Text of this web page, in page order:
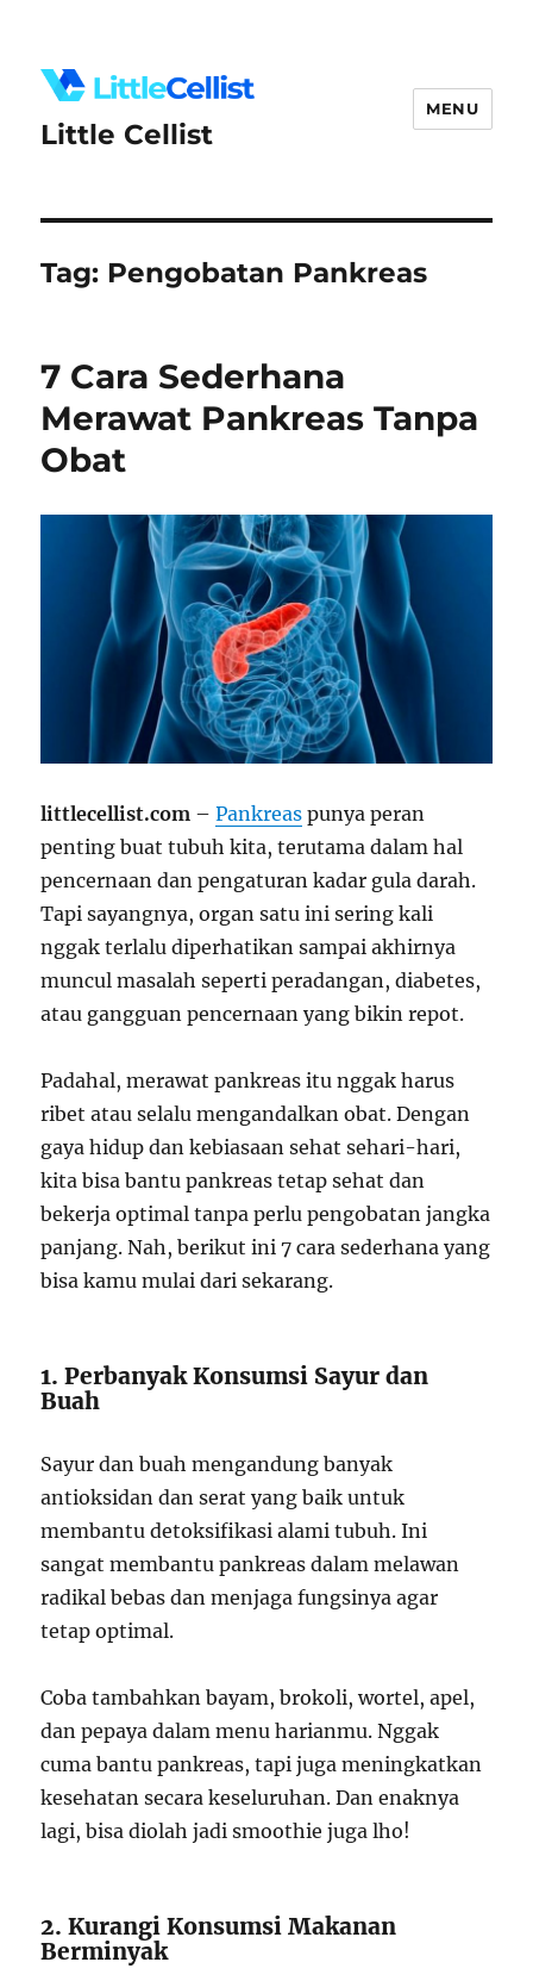
Little Cellist
MENU
Tag: Pengobatan Pankreas
7 Cara Sederhana
Merawat Pankreas Tanpa
Obat
littlecellist.com –Pankreas punya peran
penting buat tubuh kita, terutama dalam hal
pencernaan dan pengaturan kadar gula darah.
Tapi sayangnya, organ satu ini sering kali
nggak terlalu diperhatikan sampai akhirnya
muncul masalah seperti peradangan, diabetes,
atau gangguan pencernaan yang bikin repot.
Padahal, merawat pankreas itu nggak harus
ribet atau selalu mengandalkan obat. Dengan
gaya hidup dan kebiasaan sehat sehari-hari,
kita bisa bantu pankreas tetap sehat dan
bekerja optimal tanpa perlu pengobatan jangka
panjang. Nah, berikut ini 7 cara sederhana yang
bisa kamu mulai dari sekarang.
1. Perbanyak Konsumsi Sayur dan
Buah
Sayur dan buah mengandung banyak
antioksidan dan serat yang baik untuk
membantu detoksifikasi alami tubuh. Ini
sangat membantu pankreas dalam melawan
radikal bebas dan menjaga fungsinya agar
tetap optimal.
Coba tambahkan bayam, brokoli, wortel, apel,
dan pepaya dalam menu harianmu. Nggak
cuma bantu pankreas, tapi juga meningkatkan
kesehatan secara keseluruhan. Dan enaknya
lagi, bisa diolah jadi smoothie juga lho!
2. Kurangi Konsumsi Makanan
Berminyak